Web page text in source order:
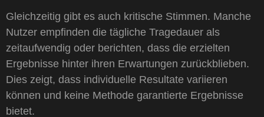
Gleichzeitig gibt es auch kritische Stimmen. Manche
Nutzer empfinden die tägliche Tragedauer als
zeitaufwendig oder berichten, dass die erzielten
Ergebnisse hinter ihren Erwartungen zurückblieben.
Dies zeigt, dass individuelle Resultate variieren
können und keine Methode garantierte Ergebnisse
bietet.